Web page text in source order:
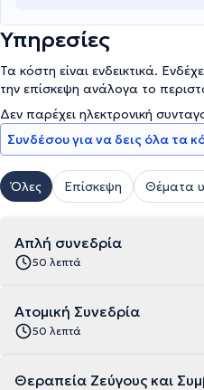
Υπηρεσίες
Τα κόστη είναι ενδεικτικά.
την επίσκεψη ανάλογα το
Δεν παρέχει ηλεκτρονική
Συνδέσου για να δεις όλα τα
Όλες Επίσκεψη Θέματα
Απλή συνεδρία
50 λεπτά
Ατομική Συνεδρία
50 λεπτά
Θεραπεία Ζεύγους και